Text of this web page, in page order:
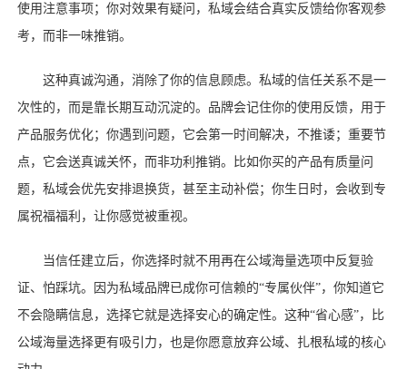
使用注意事项；你对效果有疑问，私域会结合真实反馈给你客观参
考，而非一味推销。
这种真诚沟通，消除了你的信息顾虑。私域的信任关系不是一
次性的，而是靠长期互动沉淀的。品牌会记住你的使用反馈，用于
产品服务优化；你遇到问题，它会第一时间解决，不推诿；重要节
点，它会送真诚关怀，而非功利推销。比如你买的产品有质量问
题，私域会优先安排退换货，甚至主动补偿；你生日时，会收到专
属祝福福利，让你感觉被重视。
当信任建立后，你选择时就不用再在公域海量选项中反复验
证、怕踩坑。因为私域品牌已成你可信赖的“专属伙伴”，你知道它
不会隐瞒信息，选择它就是选择安心的确定性。这种“省心感”，比
公域海量选择更有吸引力，也是你愿意放弃公域、扎根私域的核心